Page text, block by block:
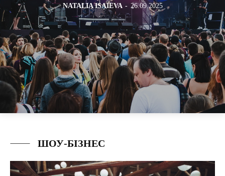
NATALIA ISAIEVA - 26.09.2025
ШОУ-БІЗНЕС